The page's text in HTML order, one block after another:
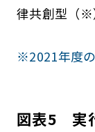
律共創型（※
※2021年度
図表5 実